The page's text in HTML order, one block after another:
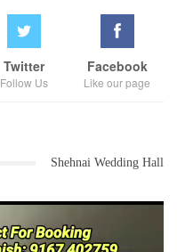
Facebook
Like our page
Twitter
Follow Us
Shehnai Wedding Hall